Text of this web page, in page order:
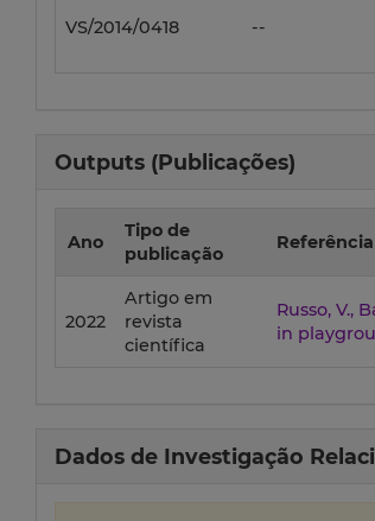
VS/2014/0418 --
Outputs (Publicações)
Ano
Tipo de
publicação
2022
Artigo em
revista
científica
Russo, V.,
in
Dados de Investigação